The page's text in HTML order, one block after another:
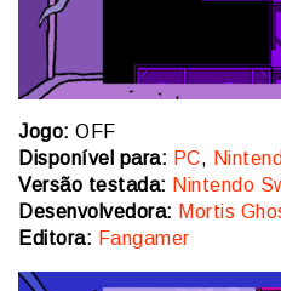
Jogo: OFF
Disponível para: PC,
Versão testada: Nintendo
Desenvolvedora: Mortis
Editora: Fangamer